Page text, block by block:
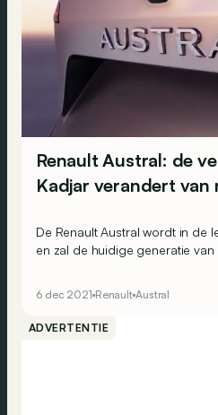
Renault Austral: de
Kadjar verandert van
De Renault Austral wordt in de
en zal de huidige generatie van
6 dec 2021 Renault Austral
ADVERTENTIE